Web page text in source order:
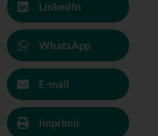
LinkedIn
WhatsApp
E-mail
Imprimir